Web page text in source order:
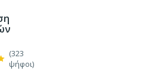
(323
ψήφοι)